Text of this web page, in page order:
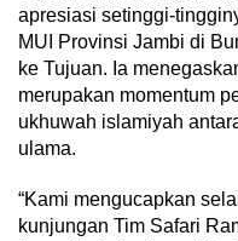
apresiasi setinggi-
MUI Provinsi Jambi di
ke Tujuan. Ia
merupakan momentum
ukhuwah islamiyah
ulama.
“Kami mengucapkan
kunjungan Tim Safari